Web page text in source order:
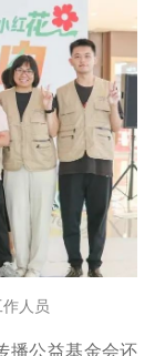
人员
播公益基金会还